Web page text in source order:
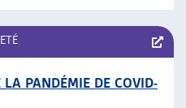
LA PANDÉMIE DE COVID-